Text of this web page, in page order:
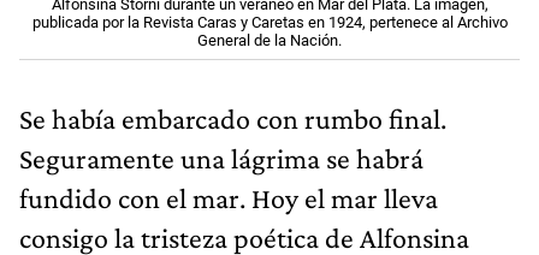
Alfonsina Storni durante un veraneo en Mar del Plata. La imagen,
publicada por la Revista Caras y Caretas en 1924, pertenece al Archivo
General de la Nación.
Se había embarcado con rumbo final.
Seguramente una lágrima se habrá
fundido con el mar. Hoy el mar lleva
consigo la tristeza poética de Alfonsina